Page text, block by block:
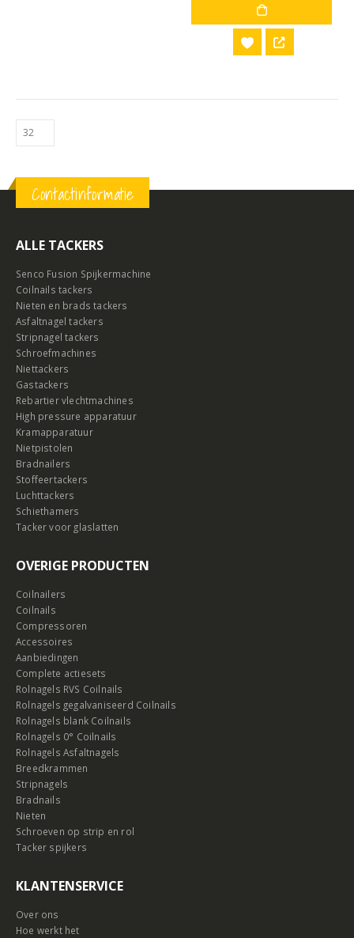
Contactinformatie
ALLE TACKERS
Senco Fusion Spijkermachine
Coilnails tackers
Nieten en brads tackers
Asfaltnagel tackers
Stripnagel tackers
Schroefmachines
Niettackers
Gastackers
Rebartier vlechtmachines
High pressure apparatuur
Kramapparatuur
Nietpistolen
Bradnailers
Stoffeertackers
Luchttackers
Schiethamers
Tacker voor glaslatten
OVERIGE PRODUCTEN
Coilnailers
Coilnails
Compressoren
Accessoires
Aanbiedingen
Complete actiesets
Rolnagels RVS Coilnails
Rolnagels gegalvaniseerd Coilnails
Rolnagels blank Coilnails
Rolnagels 0° Coilnails
Rolnagels Asfaltnagels
Breedkrammen
Stripnagels
Bradnails
Nieten
Schroeven op strip en rol
Tacker spijkers
KLANTENSERVICE
Over ons
Hoe werkt het